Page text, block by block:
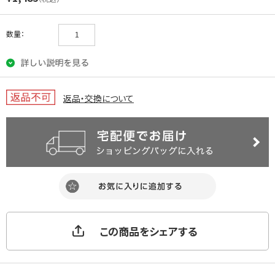
数量：
返品・交換について
この商品をシェアする